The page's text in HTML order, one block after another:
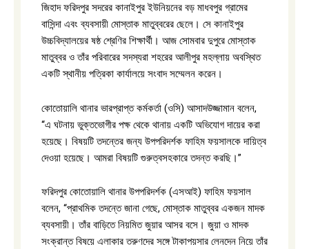
জিহাদ ফরিদপুর সদরের কানাইপুর ইউনিয়নের বড় মাধবপুর গ্রামের
বাসিন্দা এবং ব্যবসায়ী মোস্তাক মাতুব্বরের ছেলে। সে কানাইপুর
উচ্চবিদ্যালয়ের ষষ্ঠ শ্রেণির শিক্ষার্থী। আজ সোমবার দুপুরে মোস্তাক
মাতুব্বর ও তাঁর পরিবারের সদস্যরা শহরের আলীপুর মহল্লায় অবস্থিত
একটি স্থানীয় পত্রিকা কার্যালয়ে সংবাদ সম্মেলন করেন।
কোতোয়ালি থানার ভারপ্রাপ্ত কর্মকর্তা (ওসি) আসাদউজ্জামান বলেন,
“এ ঘটনায় ভুক্তভোগীর পক্ষ থেকে থানায় একটি অভিযোগ দায়ের করা
হয়েছে। বিষয়টি তদন্তের জন্য উপপরিদর্শক ফাহিম ফয়সালকে দায়িত্ব
দেওয়া হয়েছে। আমরা বিষয়টি গুরুত্বসহকারে তদন্ত করছি।”
ফরিদপুর কোতোয়ালি থানার উপপরিদর্শক (এসআই) ফাহিম ফয়সাল
বলেন, “প্রাথমিক তদন্তে জানা গেছে, মোস্তাক মাতুব্বর একজন মাদক
ব্যবসায়ী। তাঁর বাড়িতে নিয়মিত জুয়ার আসর বসে। জুয়া ও মাদক
সংক্রান্ত বিষয়ে এলাকার তরুণদের সঙ্গে টাকাপয়সার লেনদেন নিয়ে তাঁর